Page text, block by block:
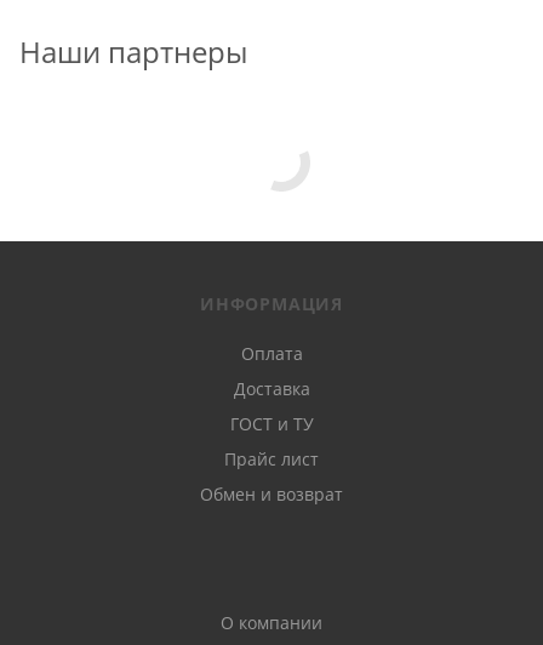
Наши партнеры
ИНФОРМАЦИЯ
Оплата
Доставка
ГОСТ и ТУ
Прайс лист
Обмен и возврат
О компании